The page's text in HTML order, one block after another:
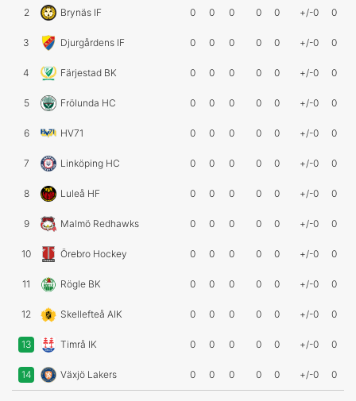
2 Brynäs IF 0 0 0 0 0 +/-0 0
3 Djurgårdens IF 0 0 0 0 0 +/-0 0
4 Färjestad BK 0 0 0 0 0 +/-0 0
5 Frölunda HC 0 0 0 0 0 +/-0 0
6 HV71 0 0 0 0 0 +/-0 0
7 Linköping HC 0 0 0 0 0 +/-0 0
8 Luleå HF 0 0 0 0 0 +/-0 0
9 Malmö Redhawks 0 0 0 0 0 +/-0 0
10 Örebro Hockey 0 0 0 0 0 +/-0 0
11 Rögle BK 0 0 0 0 0 +/-0 0
12 Skellefteå AIK 0 0 0 0 0 +/-0 0
13 Timrå IK 0 0 0 0 0 +/-0 0
14 Växjö Lakers 0 0 0 0 0 +/-0 0